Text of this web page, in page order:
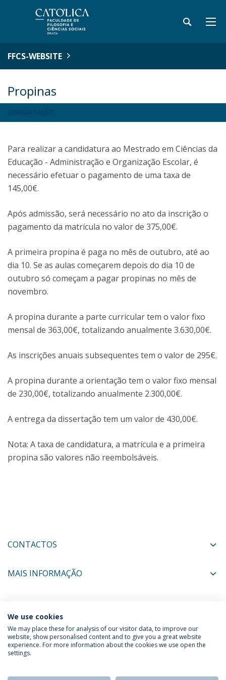
FFCS-WEBSITE
Propinas
Para realizar a candidatura ao Mestrado em Ciências da
Educação - Administração e Organização Escolar, é
necessário efetuar o pagamento de uma taxa de
145,00€.
Após admissão, será necessário no ato da inscrição o
pagamento da matrícula no valor de 375,00€.
A primeira propina é paga no mês de outubro, até ao
dia 10. Se as aulas começarem depois do dia 10 de
outubro só começam a pagar propinas no mês de
novembro.
A propina durante a parte curricular tem o valor fixo
mensal de 363,00€, totalizando anualmente 3.630,00€.
As inscrições anuais subsequentes tem o valor de 295€.
A propina durante a orientação tem o valor fixo mensal
de 230,00€, totalizando anualmente 2.300,00€.
A entrega da dissertação tem um valor de 430,00€.
Nota: A taxa de candidatura, a matrícula e a primeira
propina são valores não reembolsáveis.
CONTACTOS
MAIS INFORMAÇÃO
COORDENADORES
Política de Privacidade
Termos & Condições
We use cookies
We may place these for analysis of our visitor data, to improve our
website, show personalised content and to give you a great website
experience. For more information about the cookies we use open the
settings.